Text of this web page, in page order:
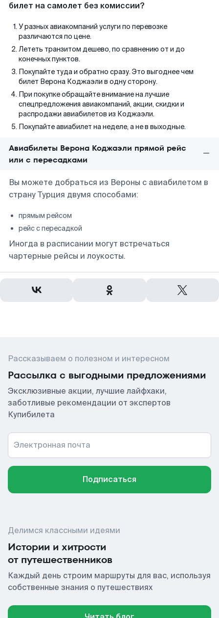
билет на самолет без комиссии?
У разных авиакомпаний услуги по перевозке
различаются по цене.
Лететь транзитом дешево, по сравнению от и до
конечных пунктов.
Покупайте туда и обратно сразу. Это выгоднее чем
билет Верона Коджаэли в одну сторону.
При покупке обращайте внимание на лучшие
спецпредложения авиакомпаний, акции, скидки и
распродажи авиабилетов из Коджаэли.
Покупайте авиабилет на неделе, а не в выходные.
Авиабилеты Верона Коджаэли прямой рейс
или с пересадками
Вы можете добраться из Вероны с авиабилетом в
страну Турция двумя способами:
прямым рейсом
рейс с пересадкой
Иногда в расписании могут встречаться
чартерные рейсы и лоукосты.
Рассказываем о полезном и интересном
Рассылка с выгодными предложениями
Эксклюзивные акции, лучшие лайфхаки,
заботливые рекомендации от экспертов
Купибилета
Электронная почта
Подписаться
Делимся классными идеями
Истории и хитрости
от путешественников
Каждый день строим маршруты для вас, используя
собственные знания о путешествиях